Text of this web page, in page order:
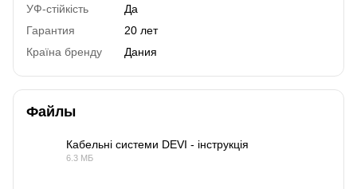
УФ-стійкість
Да
Гарантия
20 лет
Країна бренду
Дания
Файлы
Кабельні системи DEVI - інструкція
6.3 МБ